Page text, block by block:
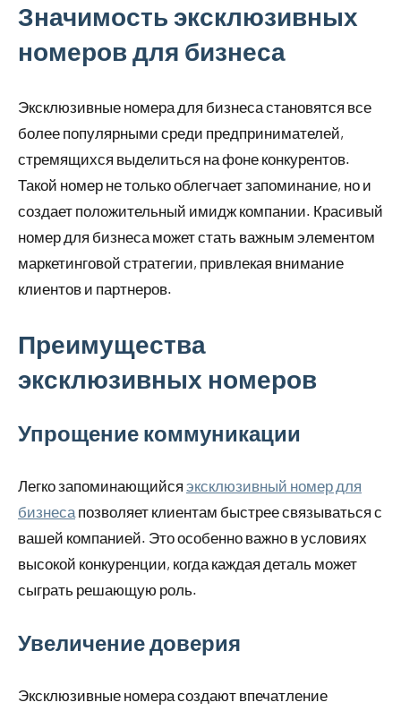
Значимость эксклюзивных
номеров для бизнеса
Эксклюзивные номера для бизнеса становятся все
более популярными среди предпринимателей,
стремящихся выделиться на фоне конкурентов.
Такой номер не только облегчает запоминание, но и
создает положительный имидж компании. Красивый
номер для бизнеса может стать важным элементом
маркетинговой стратегии, привлекая внимание
клиентов и партнеров.
Преимущества
эксклюзивных номеров
Упрощение коммуникации
Легко запоминающийся эксклюзивный номер для
бизнеса позволяет клиентам быстрее связываться с
вашей компанией. Это особенно важно в условиях
высокой конкуренции, когда каждая деталь может
сыграть решающую роль.
Увеличение доверия
Эксклюзивные номера создают впечатление